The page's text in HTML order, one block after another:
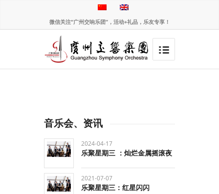
微信关注“广州交响乐团”，活动+礼品，乐友专享！
音乐会、资讯
2024-04-17
乐聚星期三 ：灿烂金属摇滚夜
2021-07-07
乐聚星期三：红星闪闪